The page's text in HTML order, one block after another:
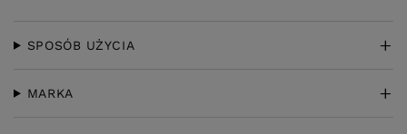
SPOSÓB UŻYCIA
MARKA